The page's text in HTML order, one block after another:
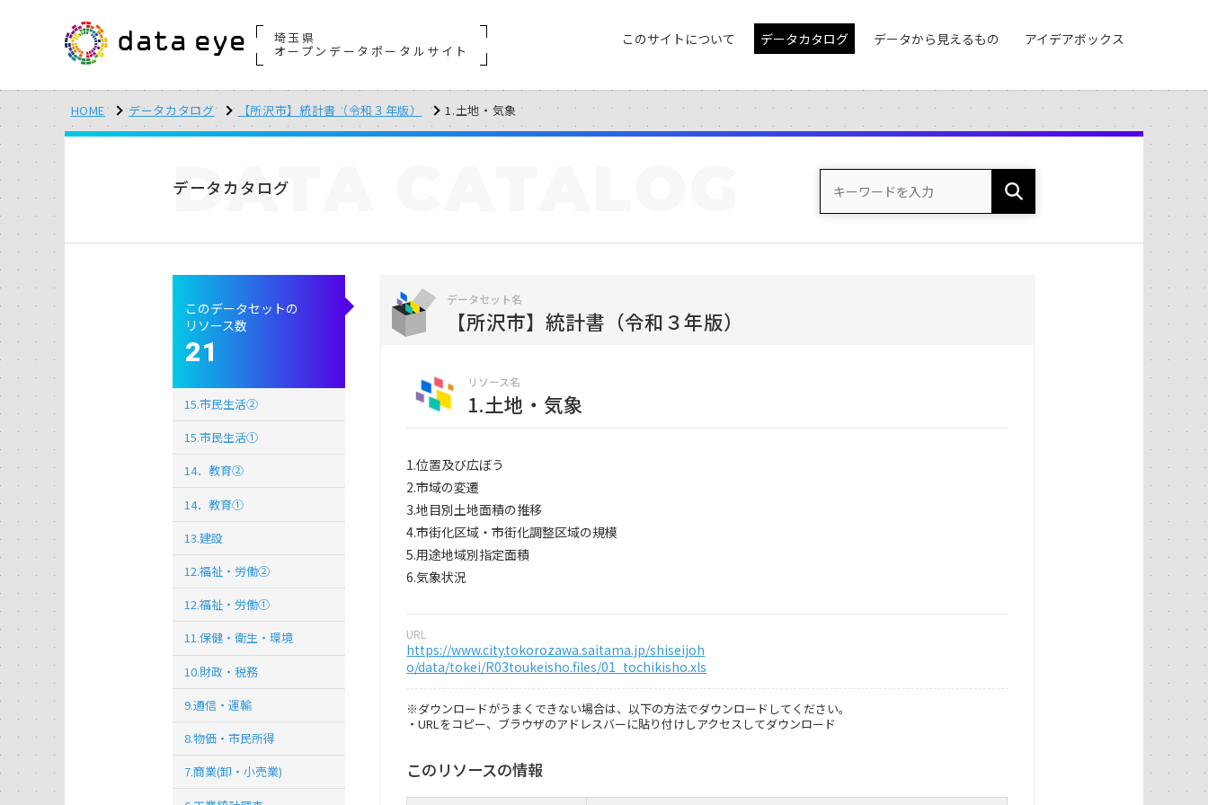
埼玉県
オープンデータポータルサイト
このサイトについて データカタログ データから見えるもの アイデアボックス
HOME データカタログ 【所沢市】統計書（令和３年版） 1.土地・気象
データカタログ
DATA
データセット名
【所沢市】統計書（令和３年版）
リソース名
1.土地・気象
1.位置及び広ぼう
2.市域の変遷
3.地目別土地面積の推移
4.市街化区域・市街化調整区域の規模
5.用途地域別指定面積
6.気象状況
URL
https://www.city.tokorozawa.saitama.jp/shiseijoh
o/data/tokei/R03toukeisho.files/01_tochikisho.xls
※ダウンロードがうまくできない場合は、以下の方法でダウンロードしてください。
・URLをコピー、ブラウザのアドレスバーに貼り付けしアクセスしてダウンロード
このリソースの情報
このデータセットの
リソース数
21
15.市民生活②
15.市民生活①
14．教育②
14．教育①
13.建設
12.福祉・労働②
12.福祉・労働①
11.保健・衛生・環境
10.財政・税務
9.通信・運輸
8.物価・市民所得
7.商業(卸・小売業)